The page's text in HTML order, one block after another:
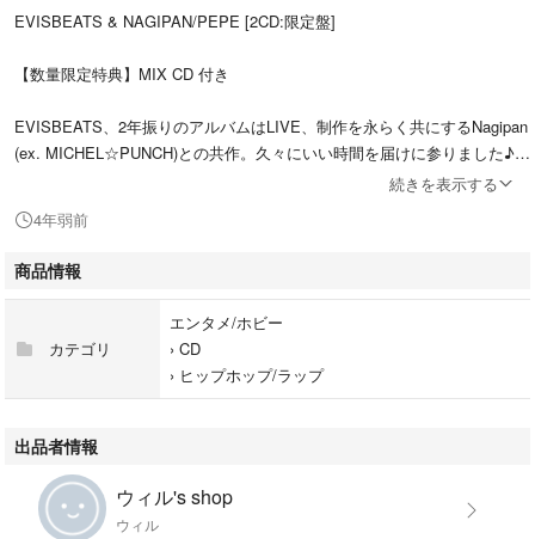
EVISBEATS & NAGIPAN/PEPE [2CD:限定盤]
【数量限定特典】MIX CD 付き
EVISBEATS、2年振りのアルバムはLIVE、制作を永らく共にするNagipan
(ex. MICHEL☆PUNCH)との共作。久々にいい時間を届けに参りました♪
アーティストも多数。Nagipanと共に作り上げた「PEPE」。是非とも宜
しくお願い申し上げます。
1. Hapo
2. Can you see it feat. J.Lamotta Suzume
3. Bon voyage feat. 田我流
5. 果汁牛奶 (Fruits Milk) feat. amitseng
7. Inspepelotion
8. Cat chemist
続きを表示する
4年弱前
商品情報
カテゴリ
エンタメ/ホビー
› CD
› ヒップホップ/ラップ
出品者情報
ウィル's shop
ウィル